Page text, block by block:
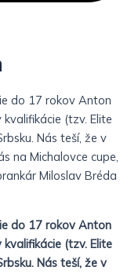
do 17 rokov Anton
(tzv. Elite
Nás teší, že v
na Michalovce cupe,
Miloslav Bréda
do 17 rokov Anton
(tzv. Elite
Nás teší, že v